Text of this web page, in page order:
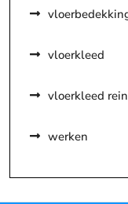
vloerkleed
vloerkleed
werken